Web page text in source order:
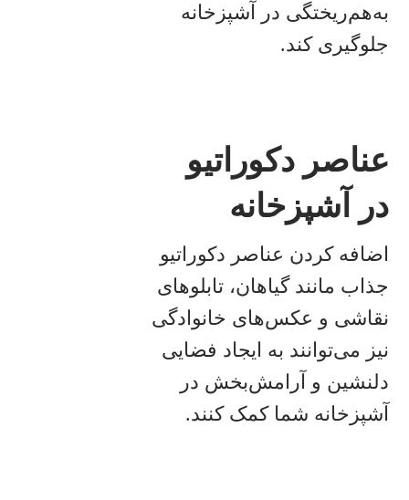
به‌هم‌ریختگی در آشپزخانه
جلوگیری کند.
عناصر دکوراتیو
در آشپزخانه
اضافه کردن عناصر دکوراتیو
جذاب مانند گیاهان، تابلوهای
نقاشی و عکس‌های خانوادگی
نیز می‌توانند به ایجاد فضایی
دلنشین و آرامش‌بخش در
آشپزخانه شما کمک کنند.